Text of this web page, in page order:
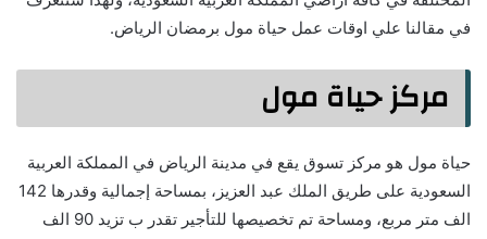
في مقالنا علي اوقات عمل حياة مول برمضان الرياض.
مركز حياة مول
حياة مول هو مركز تسوق يقع في مدينة الرياض في المملكة العربية
السعودية على طريق الملك عبد العزيز، بمساحة إجمالية وقدرها 142
الف متر مربع، ومساحة تم تخصيصها للتأجير تقدر ب تزيد 90 الف